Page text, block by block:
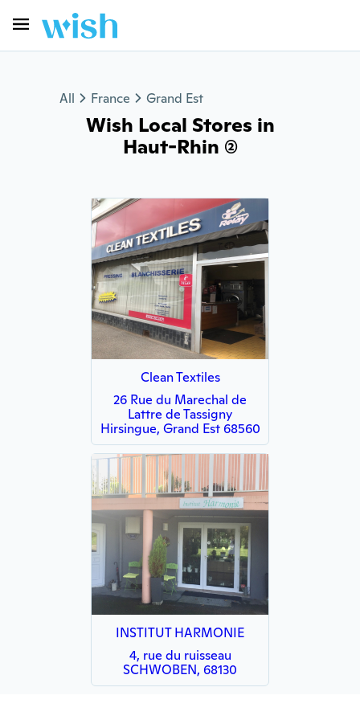
All France Grand Est
Wish Local Stores in
Haut-Rhin (2)
Clean Textiles
26 Rue du Marechal de
Lattre de Tassigny
Hirsingue, Grand Est 68560
INSTITUT HARMONIE
4, rue du ruisseau
SCHWOBEN, 68130